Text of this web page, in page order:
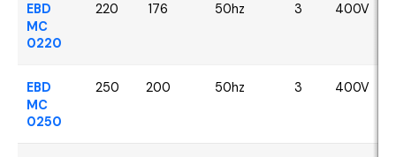
EBD
MC
0220
220 176 50hz 3 400V
EBD
MC
0250
250 200 50hz 3 400V